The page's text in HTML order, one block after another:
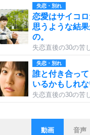
失恋・別れ
恋愛はサイコロ
思うような結
の。
失恋直後の30の苦
失恋・別れ
誰と付き合っ
いるかもしれな
失恋直後の30の苦
ストレス対策
動画 音声